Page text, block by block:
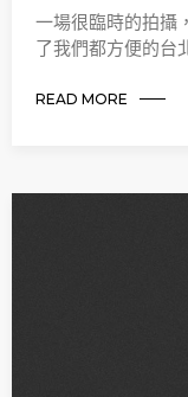
一場很臨時的拍攝
了我們都方便的台
READ MORE